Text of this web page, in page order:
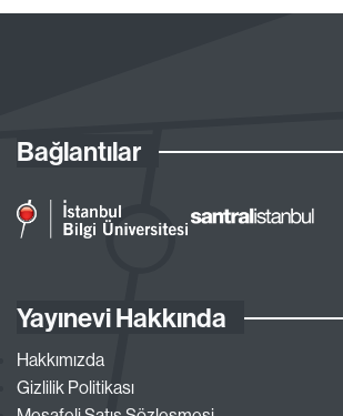
Bağlantılar
Yayınevi Hakkında
Hakkımızda
Gizlilik Politikası